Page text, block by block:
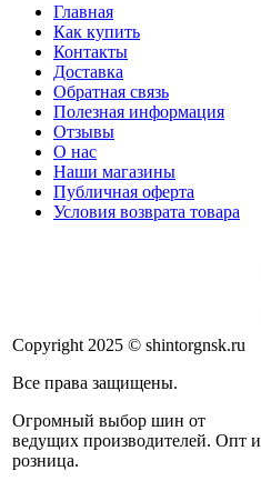
Главная
Как купить
Контакты
Доставка
Обратная связь
Полезная информация
Отзывы
О нас
Наши магазины
Публичная оферта
Условия возврата товара
Copyright 2025 © shintorgnsk.ru
Все права защищены.
Огромный выбор шин от
ведущих производителей. Опт и
розница.